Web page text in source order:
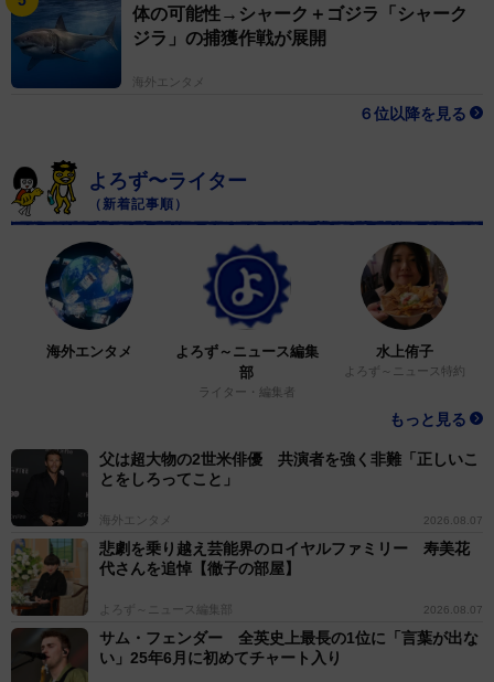
体の可能性→シャーク＋ゴジラ「シャーク
ジラ」の捕獲作戦が展開
海外エンタメ
６位以降を見る
よろず〜ライター
（新着記事順）
海外エンタメ
よろず～ニュース編集
部
ライター・編集者
水上侑子
よろず～ニュース特約
もっと見る
父は超大物の2世米俳優 共演者を強く非難「正しいこ
とをしろってこと」
海外エンタメ 2026.08.07
悲劇を乗り越え芸能界のロイヤルファミリー 寿美花
代さんを追悼【徹子の部屋】
よろず～ニュース編集部 2026.08.07
サム・フェンダー 全英史上最長の1位に「言葉が出な
い」25年6月に初めてチャート入り